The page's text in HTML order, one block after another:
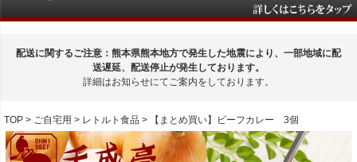
配送に関するご注意：熊本県熊本地方で発生した地震により、一部地域に配
送遅延、配送停止が発生しております。
詳細はお知らせにてご案内をしております。
TOP ご自宅用 レトルト食品 【まとめ買い】ビーフカレー 3個